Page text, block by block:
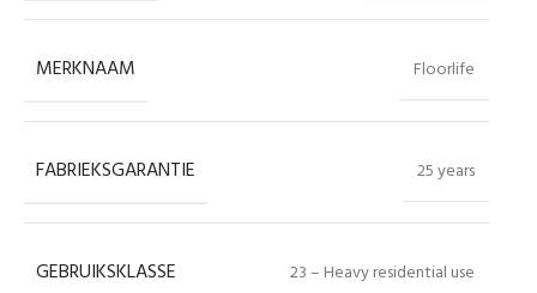
MERKNAAM Floorlife
FABRIEKSGARANTIE 25 years
GEBRUIKSKLASSE 23 – Heavy residential use